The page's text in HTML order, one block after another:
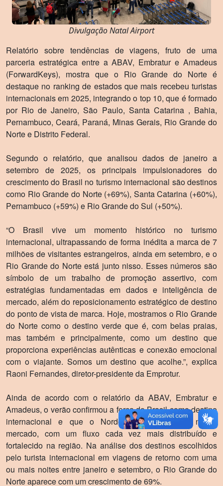
Divulgação Natal Airport
Relatório sobre tendências de viagens, fruto de uma
parceria estratégica entre a ABAV, Embratur e Amadeus
(ForwardKeys), mostra que o Rio Grande do Norte é
destaque no ranking de estados que mais recebeu turistas
internacionais em 2025, integrando o top 10, que é formado
por Rio de Janeiro, São Paulo, Santa Catarina , Bahia,
Pernambuco, Ceará, Paraná, Minas Gerais, Rio Grande do
Norte e Distrito Federal.
Segundo o relatório, que analisou dados de janeiro a
setembro de 2025, os principais impulsionadores do
crescimento do Brasil no turismo internacional são destinos
como Rio Grande do Norte (+69%), Santa Catarina (+60%),
Pernambuco (+59%) e Rio Grande do Sul (+50%).
“O Brasil vive um momento histórico no turismo
internacional, ultrapassando de forma inédita a marca de 7
milhões de visitantes estrangeiros, ainda em setembro, e o
Rio Grande do Norte está junto nisso. Esses números são
símbolo de um trabalho de promoção assertivo, com
estratégias fundamentadas em dados e inteligência de
mercado, além do reposicionamento estratégico de destino
do ponto de vista de marca. Hoje, mostramos o Rio Grande
do Norte como o destino verde que é, com belas praias,
mas também e principalmente, como um destino que
proporciona experiências autênticas e conexão emocional
com o viajante. Somos um destino que acolhe.”, explica
Raoni Fernandes, diretor-presidente da Emprotur.
Ainda de acordo com o relatório da ABAV, Embratur e
Amadeus, o verão confirmou a força do Brasil como destino
internacional e que o Nordeste tem crescido nesse
mercado, com um fluxo cada vez mais distribuído e
fortalecido na região. Na análise dos destinos escolhidos
pelo turista internacional em viagens de retorno com uma
ou mais noites entre janeiro e setembro, o Rio Grande do
Norte aparece com um crescimento de 69%.